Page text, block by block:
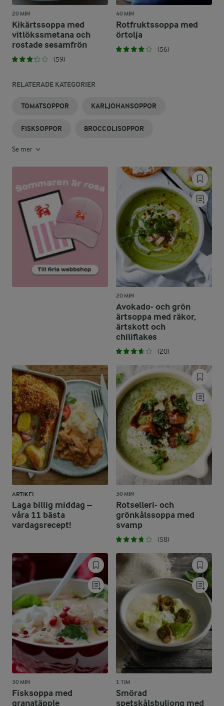
20 MIN
Kikärtssoppa med
vitlökssmetana och
rostade sesamfrön
(59)
40 MIN
Rotfruktssoppa med
örtolja
(56)
RELATERADE KATEGORIER
TOMATSOPPOR KARLJOHANSOPPOR
FISKSOPPOR BROCCOLISOPPOR
Se mer
20 MIN
Avokado- och grön
ärtsoppa med räkor,
ärtskott och
chiliflakes
(20)
ARTIKEL
Laga billig middag –
våra 11 bästa
vardagsrecept!
30 MIN
Rotselleri- och
grönkålssoppa med
svamp
(58)
30 MIN
Fisksoppa med
granatäpple
1 TIM
Smörad
spetskålsbuljong med